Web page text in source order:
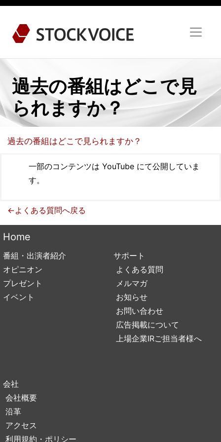
過去の番組はどこで見
られますか？
過去の番組はどこで見られますか？
一部のコンテンツは YouTube にて公開していま
す。
←よくある質問へ戻る
Home
番組・出演者紹介
オピニオン
プレゼント
イベント
サポート
よくある質問
メルマガ
お知らせ
お問い合わせ
広告掲載について
上場企業IRご担当者様へ
会社
会社概要
沿革
アクセス
利用規約・ポリシー